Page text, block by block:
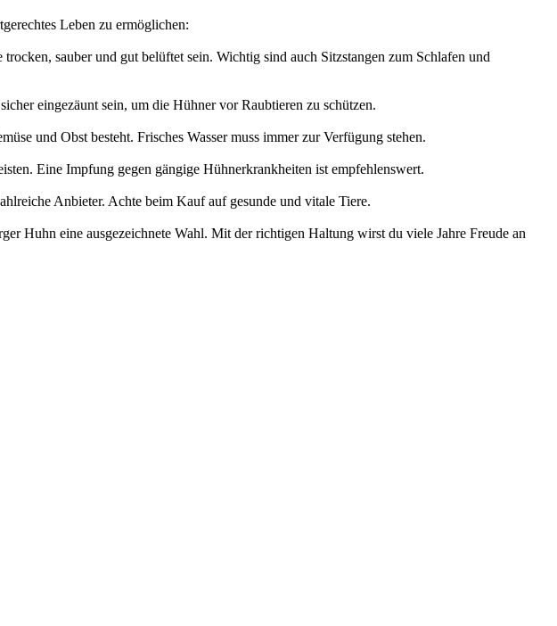
Leben zu ermöglichen:
sauber und gut belüftet sein. Wichtig sind auch Sitzstangen zum Schlafen und
eingezäunt sein, um die Hühner vor Raubtieren zu schützen.
und Obst besteht. Frisches Wasser muss immer zur Verfügung stehen.
Eine Impfung gegen gängige Hühnerkrankheiten ist empfehlenswert.
Anbieter. Achte beim Kauf auf gesunde und vitale Tiere.
Huhn eine ausgezeichnete Wahl. Mit der richtigen Haltung wirst du viele Jahre Freude an